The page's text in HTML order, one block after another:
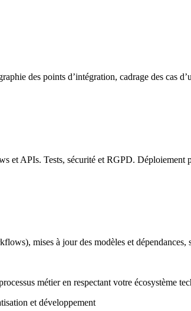
des points d’intégration, cadrage des cas
et APIs. Tests, sécurité et RGPD. Déploiement
mises à jour des modèles et
métier en respectant votre écosystème
et développement